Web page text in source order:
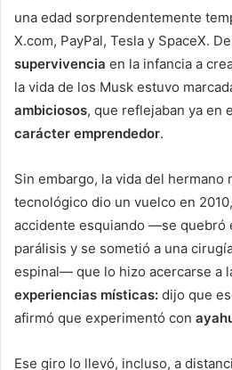
una edad sorprendentemente
X.com, PayPal, Tesla y SpaceX.
supervivencia en la infancia a
la vida de los Musk estuvo
ambiciosos, que reflejaban ya en
carácter emprendedor.
Sin embargo, la vida del hermano
tecnológico dio un vuelco en
accidente esquiando ―se quebró
parálisis y se sometió a una
espinal― que lo hizo acercarse a
experiencias místicas: dijo que
afirmó que experimentó con
Ese giro lo llevó, incluso, a